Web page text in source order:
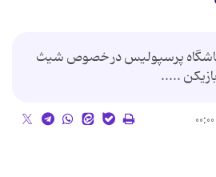
پرسپولیس در خصوص شیث
.....